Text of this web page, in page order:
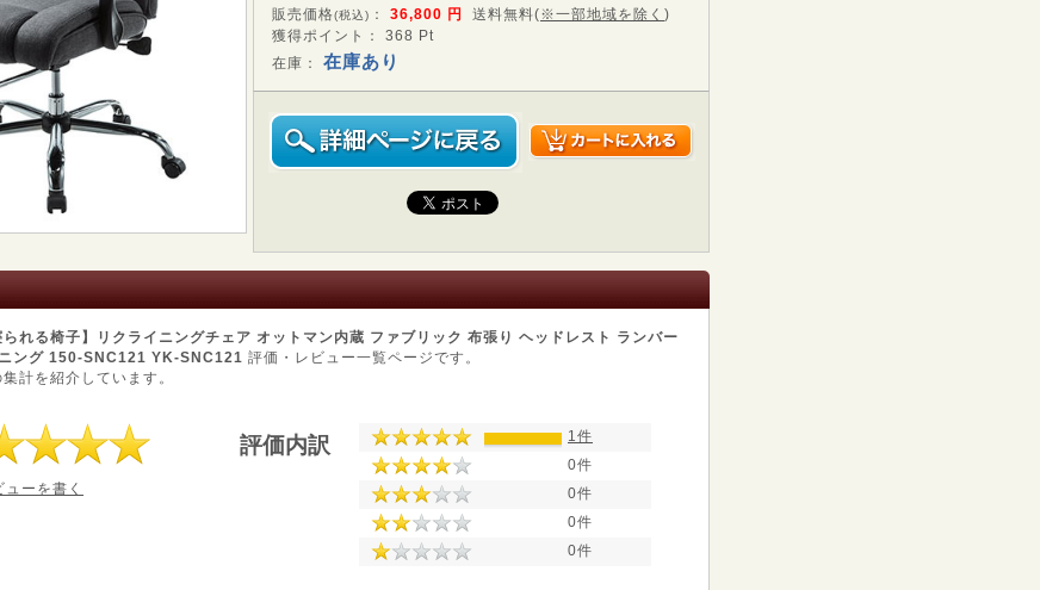
販売価格(税込) ： 36,800 円 送料無料(※一部地域を除く )
獲得ポイント： 368 Pt
在庫： 在庫あり
られる椅子】リクライニングチェア オットマン内蔵 ファブリック 布張り ヘッドレスト ランバー
ング 150-SNC121 YK-SNC121 評価・レビュー一覧ページです。
計を紹介しています。
ューを書く
評価内訳
1件
0件
0件
0件
0件